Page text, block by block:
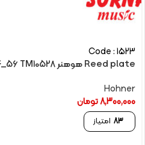
Code : 1523
Reed plate هوهنر Chrometta 14_56 TM10528
Hohner
8,300,000تومان
83 امتیاز